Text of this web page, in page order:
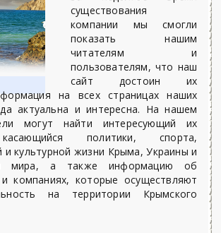
существования
компании мы смогли
показать нашим
читателям и
пользователям, что наш
сайт достоин их
на всех страницах наших
актуальна и интересна. На нашем
могут найти интересующий их
политики, спорта,
культурной жизни Крыма, Украины и
мира, а также информацию об
и компаниях, которые осуществляют
на территории Крымского